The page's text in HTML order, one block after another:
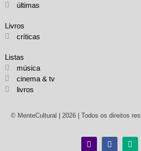
últimas
Livros
críticas
Listas
música
cinema & tv
livros
© MenteCultural | 2026 | Todos os direitos